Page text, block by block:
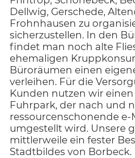
Dellwig, Gerschede,
Frohnhausen zu
sicherzustellen. In den
findet man noch alte
ehemaligen
Büroräumen einen
verleihen. Für die
Kunden nutzen wir
Fuhrpark, der nach und
ressourcenschonende
umgestellt wird. Unsere
mittlerweile ein fester
Stadtbildes von Borbeck.